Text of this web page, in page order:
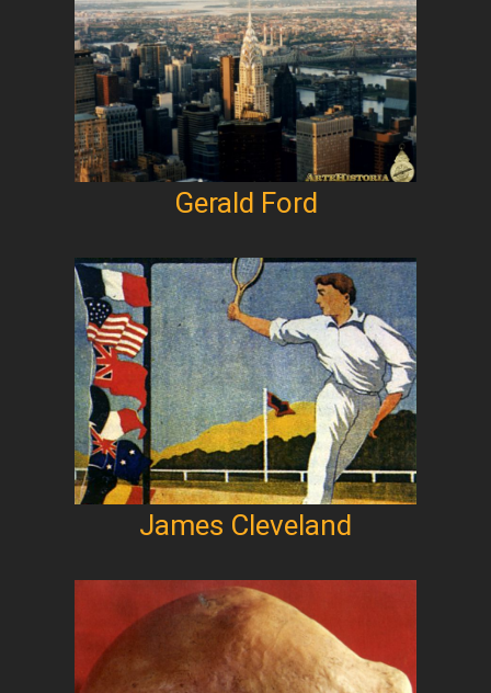
Gerald Ford
James Cleveland